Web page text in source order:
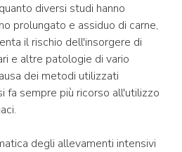
diversi studi hanno
prolungato e assiduo di carne,
il rischio dell'insorgere di
e altre patologie di vario
dei metodi utilizzati
fa sempre più ricorso all'utilizzo
degli allevamenti intensivi